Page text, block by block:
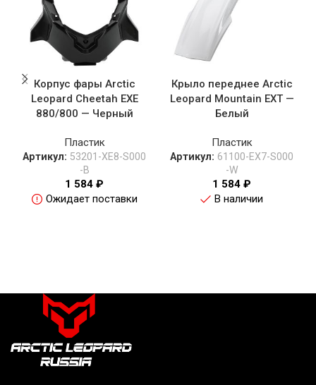
Корпус фары Arctic
Leopard Cheetah EXE
880/800 — Черный
Пластик
Артикул: 53201-XE8-S000
-B
1 584 ₽
Ожидает поставки
Крыло переднее Arctic
Leopard Mountain EXT —
Белый
Пластик
Артикул: 61100-EX7-S000
-W
1 584 ₽
В наличии